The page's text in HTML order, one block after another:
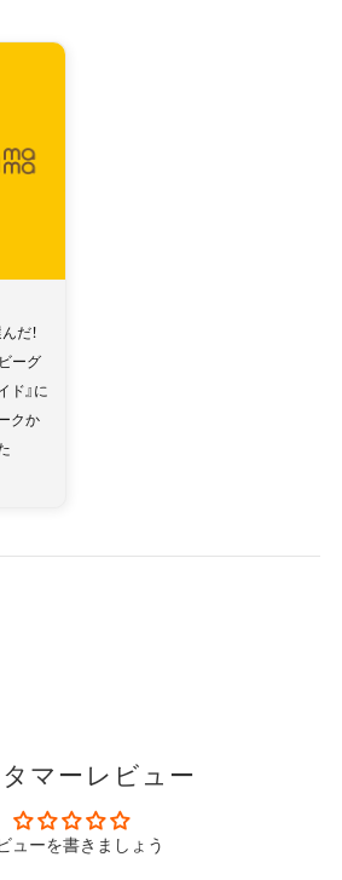
だ！
ーグ
ド』に
クか
マーレビュー
ューを書きましょう